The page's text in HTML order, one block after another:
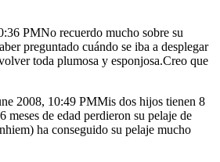
PMNo recuerdo mucho sobre su
preguntado cuándo se iba a desplegar
toda plumosa y esponjosa.Creo que
2008, 10:49 PMMis dos hijos tienen 8
meses de edad perdieron su pelaje de
ha conseguido su pelaje mucho